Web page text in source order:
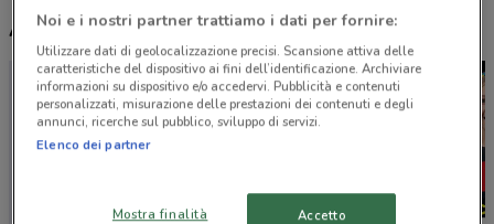
Altri volantini nelle vicinanze
Noi e i nostri partner trattiamo i dati per fornire:
Utilizzare dati di geolocalizzazione precisi. Scansione attiva delle
caratteristiche del dispositivo ai fini dell’identificazione. Archiviare
informazioni su dispositivo e/o accedervi. Pubblicità e contenuti
personalizzati, misurazione delle prestazioni dei contenuti e degli
annunci, ricerche sul pubblico, sviluppo di servizi.
Elenco dei partner
Mostra finalità Accetto